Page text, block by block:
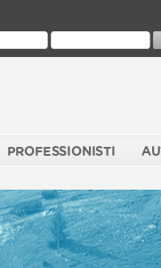
PROFESSIONISTI